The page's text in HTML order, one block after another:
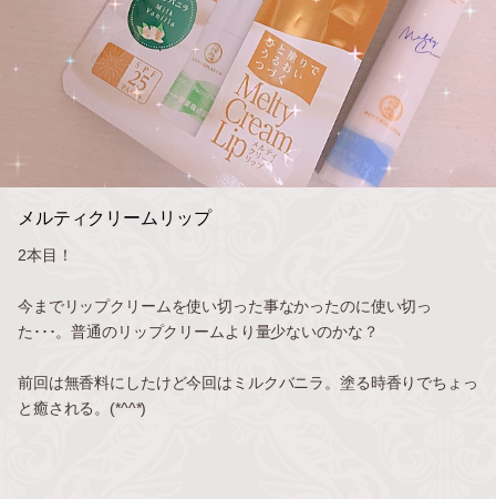
メルティクリームリップ
2本目！
今までリップクリームを使い切った事なかったのに使い切っ
た･･･。普通のリップクリームより量少ないのかな？
前回は無香料にしたけど今回はミルクバニラ。塗る時香りでちょっ
と癒される。(*^^*)